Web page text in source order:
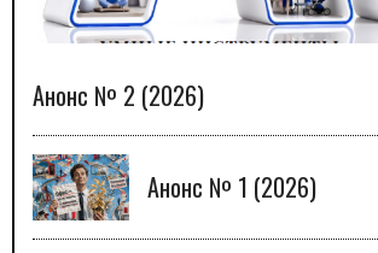
Анонс № 2 (2026)
Анонс № 1 (2026)